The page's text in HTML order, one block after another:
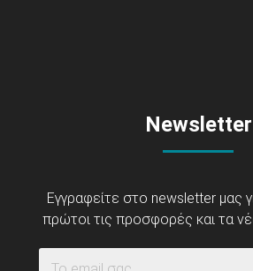
Newsletter
Εγγραφείτε στο newsletter μας
πρώτοι τις προσφορές και τα